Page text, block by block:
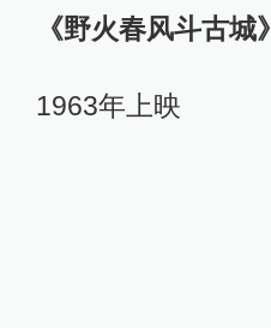
《野火春风斗古城》
1963年上映